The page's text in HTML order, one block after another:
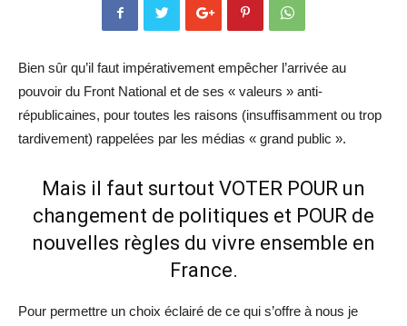
Bien sûr qu’il faut impérativement empêcher l’arrivée au
pouvoir du Front National et de ses « valeurs » anti-
républicaines, pour toutes les raisons (insuffisamment ou trop
tardivement) rappelées par les médias « grand public ».
Mais il faut surtout VOTER POUR un
changement de politiques et POUR de
nouvelles règles du vivre ensemble en
France.
Pour permettre un choix éclairé de ce qui s’offre à nous je